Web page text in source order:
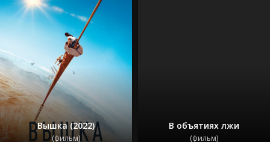
Вышка (2022)
(фильм)
В объятиях лжи
(фильм)